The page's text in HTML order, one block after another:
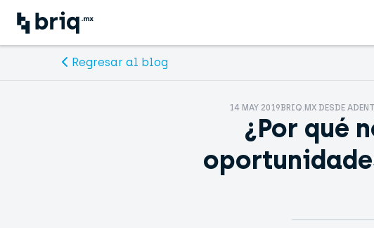
Regresar al blog
14 MAY 2019BRIQ.MX DESDE
¿Por qué